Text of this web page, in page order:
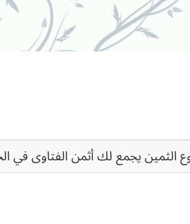
الثمين يجمع لك أثمن الفتاوى في